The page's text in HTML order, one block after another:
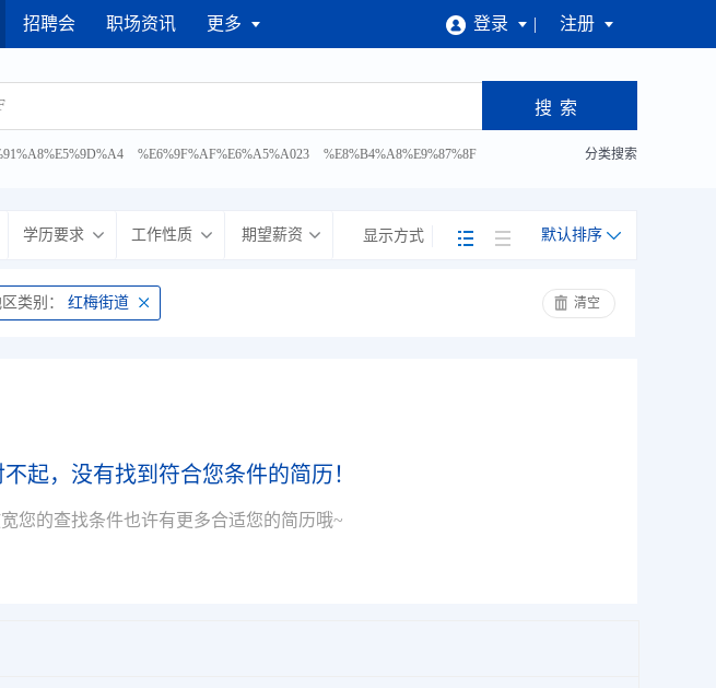
· 2026年8月7日 综合性人才招聘会
招聘会 职场资讯 更多 登录 注册
%E6%9F%AF%E6%A5%A023
%E8%B4%A8%E9%87%8F
分类搜索
学历要求 工作性质 期望薪资 显示方式 默认排序
类别： 红梅街道 清空
不起，没有找到符合您条件的简历！
您的查找条件也许有更多合适您的简历哦~